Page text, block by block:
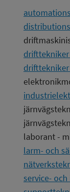
laborant -
larm- och
service-